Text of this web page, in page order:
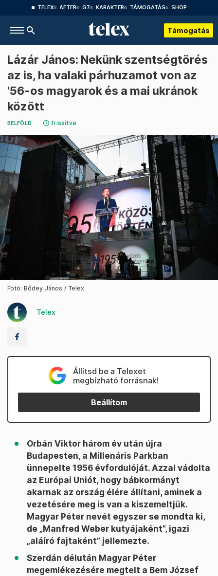
TELEX AFTER G7 KARAKTER TÁMOGATÁS SHOP
Támogatás
Lázár János: Nekünk szentségtörés
az is, ha valaki párhuzamot von az
'56-os magyarok és a mai ukránok
között
BELFÖLD frissítve
Fotó: Bődey János / Telex
Telex
Állítsd be a Telexet
megbízható forrásnak!
Beállítom
Orbán Viktor három év után újra
Budapesten, a Millenáris Parkban
ünnepelte 1956 évfordulóját. Azzal vádolta
az Európai Uniót, hogy bábkormányt
akarnak az ország élére állítani, aminek a
vezetésére meg is van a kiszemeltjük.
Magyar Péter nevét egyszer se mondta ki,
de „Manfred Weber kutyájaként”, igazi
„aláíró fajtaként” jellemezte.
Szerdán délután Magyar Péter
megemlékezésére megtelt a Bem József